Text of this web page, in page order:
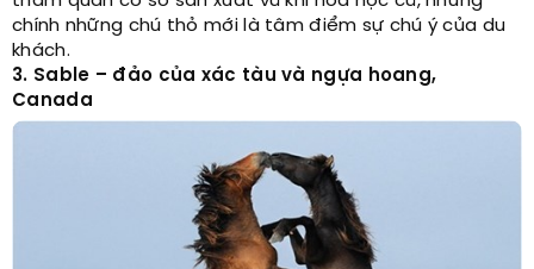
chính những chú thỏ mới là tâm điểm sự chú ý của du
khách.
3. Sable – đảo của xác tàu và ngựa hoang,
Canada